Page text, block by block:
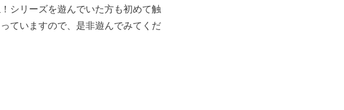
シリーズを遊んでいた方も初めて触
ていますので、是非遊んでみてくだ